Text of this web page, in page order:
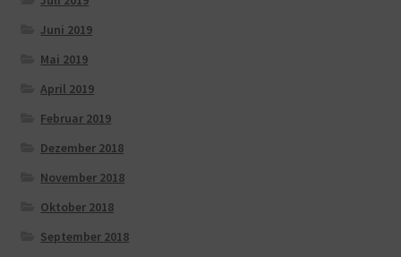
Juni 2019
Mai 2019
April 2019
Februar 2019
Dezember 2018
November 2018
Oktober 2018
September 2018